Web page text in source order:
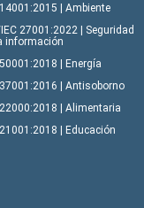
14001:2015 | Ambiente
IEC 27001:2022 | Seguridad
información
50001:2018 | Energía
37001:2016 | Antisoborno
22000:2018 | Alimentaria
21001:2018 | Educación